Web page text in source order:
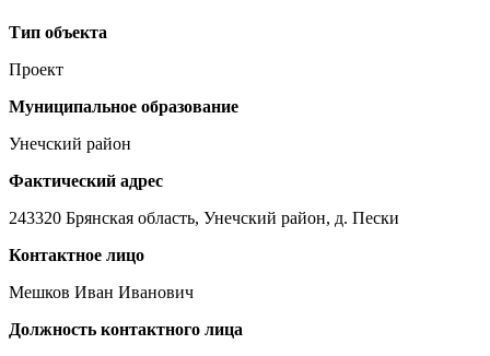
Тип объекта
Проект
Муниципальное образование
Унечский район
Фактический адрес
243320 Брянская область, Унечский район, д. Пески
Контактное лицо
Мешков Иван Иванович
Должность контактного лица